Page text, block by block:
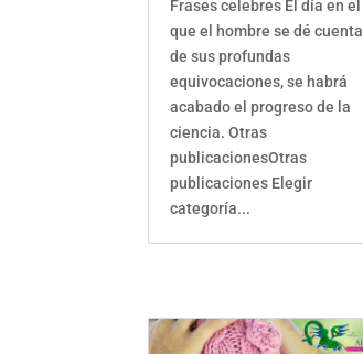
Frases celebres El día en el
que el hombre se dé cuenta
de sus profundas
equivocaciones, se habrá
acabado el progreso de la
ciencia. Otras
publicacionesOtras
publicaciones Elegir
categoría...